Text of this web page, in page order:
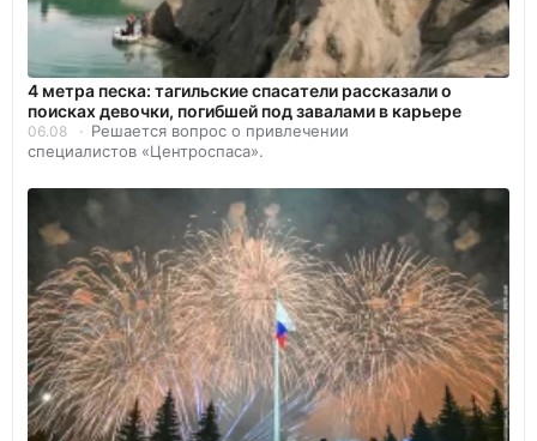
4 метра песка: тагильские спасатели рассказали о
поисках девочки, погибшей под завалами в карьере
06.08
Решается вопрос о привлечении
специалистов «Центроспаса».